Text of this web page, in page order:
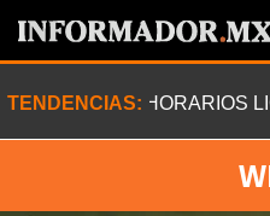
TENDENCIAS: HORARIOS